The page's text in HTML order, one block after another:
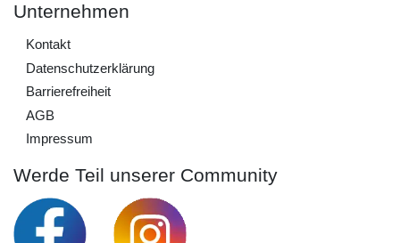
Unternehmen
Kontakt
Daten­schutz­erklärung
Barrierefreiheit
AGB
Impressum
Werde Teil unserer Community